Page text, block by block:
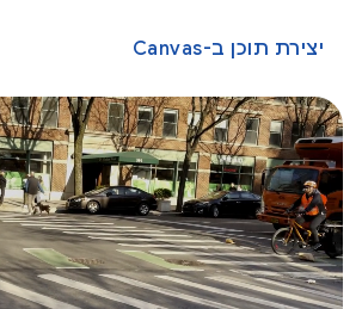
יצירת תוכן ב-Canvas